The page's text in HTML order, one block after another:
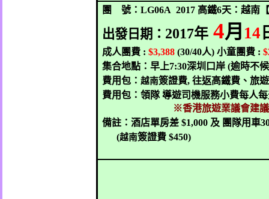
團
號： LG06A 2017 高鐵6天：越南
出發日期： 2017年 4月 14
成人團費: $3,388(30/40人) 小童團費:
集合地點：早上7:30深圳口岸 (逾時不
費用包： 越南簽證費, 往返高鐵費、旅
費用包：領隊 導遊司機服務小費每人
※香港旅遊業議會建
備註：酒店單房差 $1,000 及 團隊用車
(越南簽證費 $450)